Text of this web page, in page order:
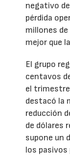
negativo
pérdida
millones
mejor que
El grupo
centavos
el
destacó la
reducción
de dólares
supone un
los